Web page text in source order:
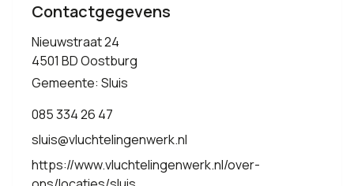
Contactgegevens
Nieuwstraat 24
4501 BD Oostburg
Gemeente: Sluis
085 334 26 47
sluis@vluchtelingenwerk.nl
https://www.vluchtelingenwerk.nl/over-